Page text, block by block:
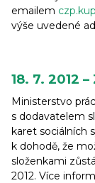
emailem
výše uvedené
18. 7. 2012
Ministerstvo
s dodavatelem
karet sociálních
k dohodě, že
složenkami
2012. Více